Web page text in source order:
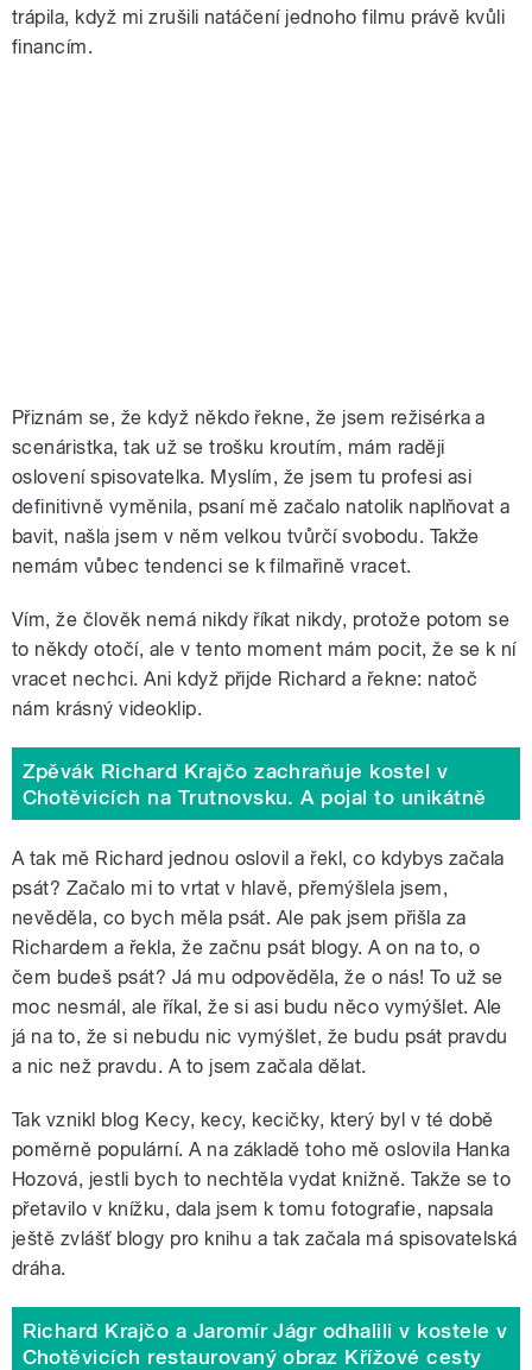
trápila, když mi zrušili natáčení jednoho filmu právě kvůli
financím.
Přiznám se, že když někdo řekne, že jsem režisérka a
scenáristka, tak už se trošku kroutím, mám raději
oslovení spisovatelka. Myslím, že jsem tu profesi asi
definitivně vyměnila, psaní mě začalo natolik naplňovat a
bavit, našla jsem v něm velkou tvůrčí svobodu. Takže
nemám vůbec tendenci se k filmařině vracet.
Vím, že člověk nemá nikdy říkat nikdy, protože potom se
to někdy otočí, ale v tento moment mám pocit, že se k ní
vracet nechci. Ani když přijde Richard a řekne: natoč
nám krásný videoklip.
Zpěvák Richard Krajčo zachraňuje kostel v
Chotěvicích na Trutnovsku. A pojal to unikátně
A tak mě Richard jednou oslovil a řekl, co kdybys začala
psát? Začalo mi to vrtat v hlavě, přemýšlela jsem,
nevěděla, co bych měla psát. Ale pak jsem přišla za
Richardem a řekla, že začnu psát blogy. A on na to, o
čem budeš psát? Já mu odpověděla, že o nás! To už se
moc nesmál, ale říkal, že si asi budu něco vymýšlet. Ale
já na to, že si nebudu nic vymýšlet, že budu psát pravdu
a nic než pravdu. A to jsem začala dělat.
Tak vznikl blog Kecy, kecy, kecičky, který byl v té době
poměrně populární. A na základě toho mě oslovila Hanka
Hozová, jestli bych to nechtěla vydat knižně. Takže se to
přetavilo v knížku, dala jsem k tomu fotografie, napsala
ještě zvlášť blogy pro knihu a tak začala má spisovatelská
dráha.
Richard Krajčo a Jaromír Jágr odhalili v kostele v
Chotěvicích restaurovaný obraz Křížové cesty